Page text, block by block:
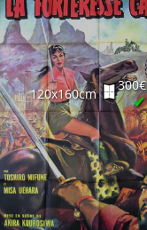
120x160cm
300€
✔